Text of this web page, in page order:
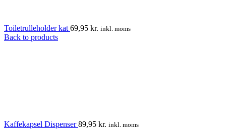
Toiletrulleholder kat 69,95 kr. inkl. moms
Back to products
Kaffekapsel Dispenser89,95 kr. inkl. moms